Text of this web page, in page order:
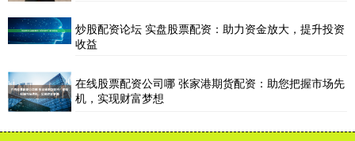
炒股配资论坛 实盘股票配资：助力资金放大，提升投资
收益
在线股票配资公司哪 张家港期货配资：助您把握市场先
机，实现财富梦想